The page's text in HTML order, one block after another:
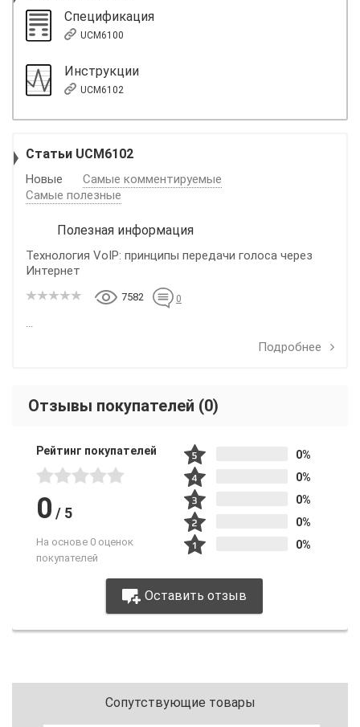
Спецификация
UCM6100
Инструкции
UCM6102
Статьи UCM6102
Новые
Самые комментируемые
Самые полезные
Полезная информация
Технология VoIP: принципы передачи голоса через
Интернет
7582 0
...
Подробнее
Отзывы покупателей (0)
Рейтинг покупателей
0 / 5
На основе 0 оценок
покупателей
0%
0%
0%
0%
0%
Оставить отзыв
Сопутствующие товары